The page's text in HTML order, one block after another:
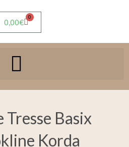
0,00€
0
Tresse Basix
Korda